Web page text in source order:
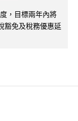
，目標兩年內將
豁免及稅務優惠延